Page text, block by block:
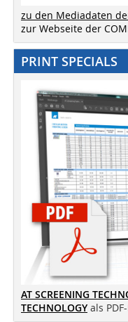
zu den Mediadaten der
zur Webseite der
PRINT SPECIALS
AT SCREENING
TECHNOLOGY als